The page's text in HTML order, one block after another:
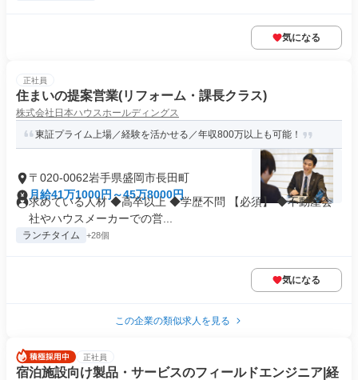
気になる
正社員
住まいの提案営業(リフォーム・課長クラス)
株式会社日本ハウスホールディングス
東証プライム上場／経験を活かせる／年収800万以上も可能！
〒020-0062岩手県盛岡市長田町
月給41万1000円～45万8000円
求めている人材 ◆高卒以上 ◆学歴不問 【必須】 ◆不動産会
社やハウスメーカーでの営...
ランチタイム +28個
気になる
この企業の類似求人を見る
正社員
宿泊施設向け製品・サービスのフィールドエンジニア|経